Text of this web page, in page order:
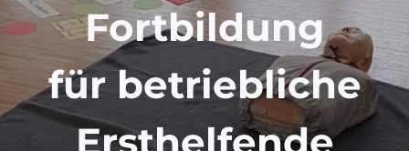
Fortbildung
für betriebliche